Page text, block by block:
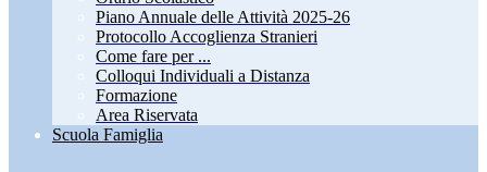
Piano Annuale delle Attività 2025-26
Protocollo Accoglienza Stranieri
Come fare per ...
Colloqui Individuali a Distanza
Formazione
Area Riservata
Scuola Famiglia